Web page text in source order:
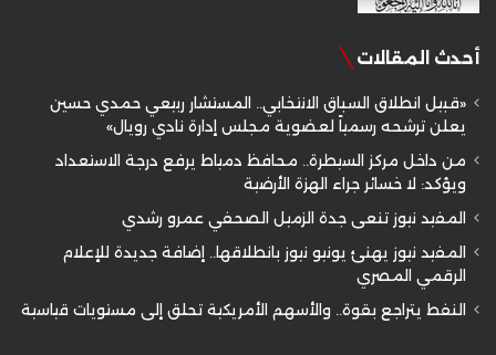
أحدث المقالات
«قبيل انطلاق السباق الانتخابي.. المستشار ربيعي حمدي حسين
يعلن ترشحه رسمياً لعضوية مجلس إدارة نادي رويال»
من داخل مركز السيطرة.. محافظ دمياط يرفع درجة الاستعداد
ويؤكد: لا خسائر جراء الهزة الأرضية
المفيد نيوز تنعى جدة الزميل الصحفي عمرو رشدي
المفيد نيوز يهنئ يونيو نيوز بانطلاقها.. إضافة جديدة للإعلام
الرقمي المصري
النفط يتراجع بقوة.. والأسهم الأمريكية تحلق إلى مستويات قياسية